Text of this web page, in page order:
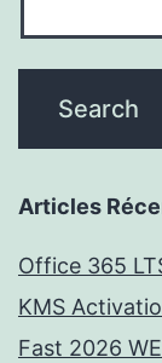
Articles
Office 365
KMS
Fast 2026